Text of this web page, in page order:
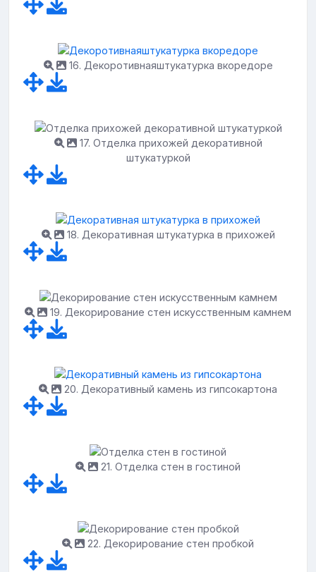
16. Декоротивнаяштукатурка вкоредоре
17. Отделка прихожей декоративной
штукатуркой
18. Декоративная штукатурка в прихожей
19. Декорирование стен искусственным камнем
20. Декоративный камень из гипсокартона
21. Отделка стен в гостиной
22. Декорирование стен пробкой